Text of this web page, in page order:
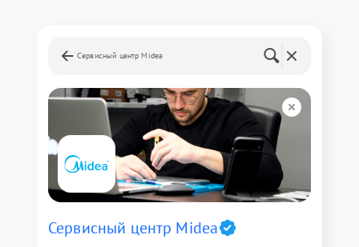
Сервисный центр Midea
Сервисный центр Midea